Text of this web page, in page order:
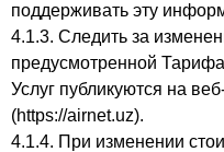
поддерживать эту
4.1.3. Следить за
предусмотренной
Услуг публикуются на
(https://airnet.uz).
4.1.4. При изменении